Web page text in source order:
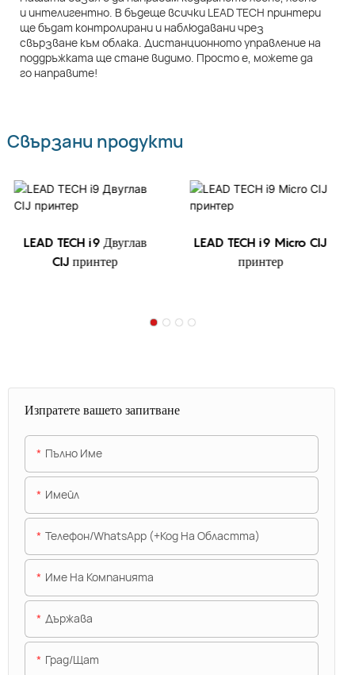
и интелигентно. В бъдеще всички LEAD TECH принтери
ще бъдат контролирани и наблюдавани чрез
свързване към облака. Дистанционното управление на
поддръжката ще стане видимо. Просто е, можете да
го направите!
Свързани продукти
LEAD TECH i9 Двуглав
CIJ принтер
LEAD TECH i9 Micro CIJ
принтер
Изпратете вашето запитване
Пълно Име
Имейл
Телефон/WhatsApp (+Код На Областта)
Име На Компанията
Държава
Град/щат